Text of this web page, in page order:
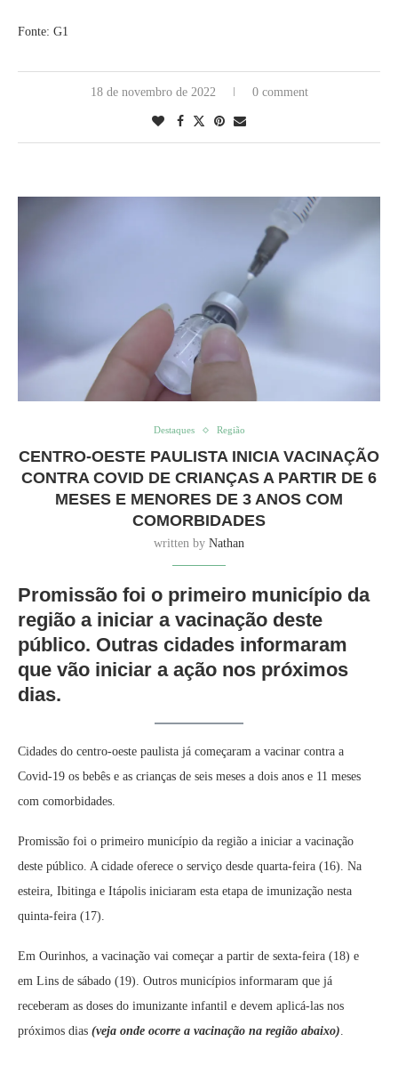
Fonte: G1
18 de novembro de 2022 0 comment
Destaques Região
CENTRO-OESTE PAULISTA INICIA VACINAÇÃO
CONTRA COVID DE CRIANÇAS A PARTIR DE 6
MESES E MENORES DE 3 ANOS COM
COMORBIDADES
written by Nathan
Promissão foi o primeiro município da
região a iniciar a vacinação deste
público. Outras cidades informaram
que vão iniciar a ação nos próximos
dias.
Cidades do centro-oeste paulista já começaram a vacinar contra a
Covid-19 os bebês e as crianças de seis meses a dois anos e 11 meses
com comorbidades.
Promissão foi o primeiro município da região a iniciar a vacinação
deste público. A cidade oferece o serviço desde quarta-feira (16). Na
esteira, Ibitinga e Itápolis iniciaram esta etapa de imunização nesta
quinta-feira (17).
Em Ourinhos, a vacinação vai começar a partir de sexta-feira (18) e
em Lins de sábado (19). Outros municípios informaram que já
receberam as doses do imunizante infantil e devem aplicá-las nos
próximos dias (veja onde ocorre a vacinação na região abaixo).